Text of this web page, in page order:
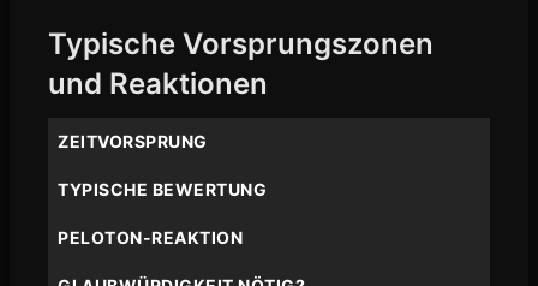
Typische Vorsprungszonen
und Reaktionen
ZEITVORSPRUNG
TYPISCHE BEWERTUNG
PELOTON-REAKTION